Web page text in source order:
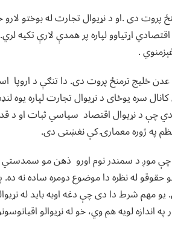
پروت دی .او د نړیوال تجارت له بوختو
اړتیاوو لپاره پر همدې لارې تکیه
.
ترمنځ پروت دی. دا تنګې د اروپا
یوځای د نړیوال تجارت لپاره یوه لنډه
چې د نړیوال اقتصاد سیاسي ثبات او د
په ژوره معمارۍ کې نغښتی دی.
موږ د سمندر نوم اورو ذهن مو سمدستي
حقوقو له نظره دا موضوع دومره ساده نه ده.
مهم شرط دا دی چې دغه اوبه باید له
اندازه لویه هم وي، خو له نړیوالو